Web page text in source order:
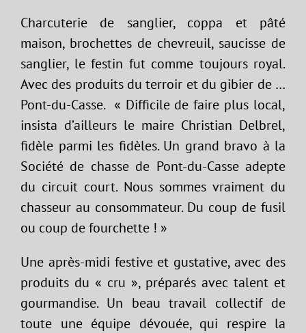
Charcuterie de sanglier, coppa et pâté
maison, brochettes de chevreuil, saucisse de
sanglier, le festin fut comme toujours royal.
Avec des produits du terroir et du gibier de …
Pont-du-Casse. « Difficile de faire plus local,
insista d’ailleurs le maire Christian Delbrel,
fidèle parmi les fidèles. Un grand bravo à la
Société de chasse de Pont-du-Casse adepte
du circuit court. Nous sommes vraiment du
chasseur au consommateur. Du coup de fusil
ou coup de fourchette ! »
Une après-midi festive et gustative, avec des
produits du « cru », préparés avec talent et
gourmandise. Un beau travail collectif de
toute une équipe dévouée, qui respire la